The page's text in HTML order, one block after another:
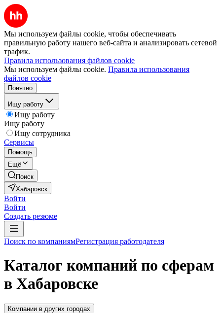
Мы используем файлы cookie, чтобы обеспечивать
правильную работу нашего веб-сайта и анализировать сетевой
трафик.
Правила использования файлов cookie
Мы используем файлы cookie. Правила использования
файлов cookie
Понятно
Ищу работу
Ищу работу
Ищу работу
Ищу сотрудника
Сервисы
Помощь
Ещё
Поиск
Хабаровск
Войти
Войти
Создать резюме
Поиск по компаниямРегистрация работодателя
Каталог компаний по сферам
в Хабаровске
Компании в других городах